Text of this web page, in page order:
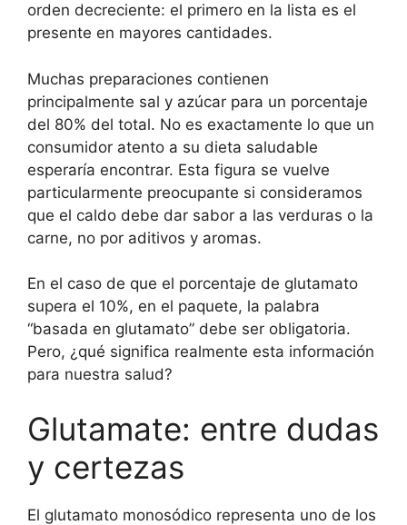
orden decreciente: el primero en la lista es el
presente en mayores cantidades.
Muchas preparaciones contienen
principalmente sal y azúcar para un porcentaje
del 80% del total. No es exactamente lo que un
consumidor atento a su dieta saludable
esperaría encontrar. Esta figura se vuelve
particularmente preocupante si consideramos
que el caldo debe dar sabor a las verduras o la
carne, no por aditivos y aromas.
En el caso de que el porcentaje de glutamato
supera el 10%, en el paquete, la palabra
“basada en glutamato” debe ser obligatoria.
Pero, ¿qué significa realmente esta información
para nuestra salud?
Glutamate: entre dudas
y certezas
El glutamato monosódico representa uno de los